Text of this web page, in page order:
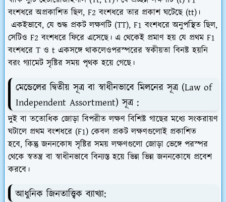
বংশধরে অপ্রকাশিত ছিল, F2 বংশধরে তার প্রকাশ ঘটেছে (tt)।
একইভাবে, যে শুদ্ধ প্রকট লক্ষণটি (TT), F1 বংশধরে অনুপস্থিত ছিল,
সেটিও F2 বংশধরে ফিরে এসেছে। এ থেকেই প্রমাণ হয় যে প্রথম F1
বংশধরে T ও t একসঙ্গে থাকলেওপরস্পরের স্বকীয়তা বিনষ্ট হয়নি
বরং গ্যামেট সৃষ্টির সময় পৃথক হয়ে গেছে।
মেন্ডেলের দ্বিতীয় সূত্র বা স্বাধীনভাবে মিলনের সূত্র (Law of
Independent Assortment) সূত্র :
দুই বা ততোধিক জোড়া বিপরীত লক্ষণ বিশিষ্ট গাছের মধ্যে সংকরায়ণ
ঘটালে প্রথম বংশধরে (F1) কেবল প্রকট লক্ষণগুলোই প্রকাশিত
হবে, কিন্তু জননকোষ সৃষ্টির সময় লক্ষণগুলো জোড়া ভেঙ্গে পরস্পর
থেকে স্বতন্ত্র বা স্বাধীনভাবে বিন্যস্ত হয়ে ভিন্ন ভিন্ন জননকোষে প্রবেশ
করবে।
আধুনিক জিনতাত্ত্বিক ব্যাখ্যা: